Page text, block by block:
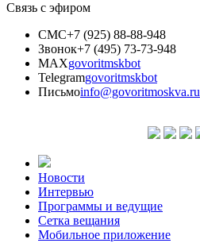
Связь с эфиром
СМС+7 (925) 88-88-948
Звонок+7 (495) 73-73-948
MAXgovoritmskbot
Telegramgovoritmskbot
Письмоinfo@govoritmoskva.ru
Новости
Интервью
Программы и ведущие
Сетка вещания
Мобильное приложение